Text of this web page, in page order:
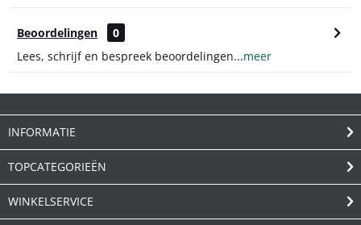
Beoordelingen
0
Lees, schrijf en bespreek beoordelingen...meer
INFORMATIE
TOPCATEGORIEËN
WINKELSERVICE